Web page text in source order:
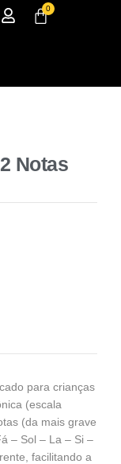
0
Notas
para crianças
(escala
(da mais grave
– Sol – La – Si –
facilitando a